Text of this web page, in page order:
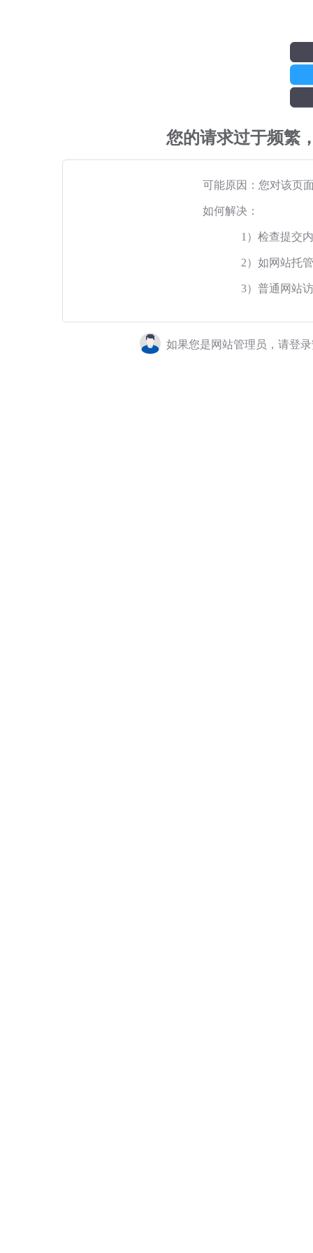
您的请求过于频繁
可能原因：您对该页
如何解决：
1）检查提交
2）如网站托
3）普通网站
如果您是网站管理员，请登